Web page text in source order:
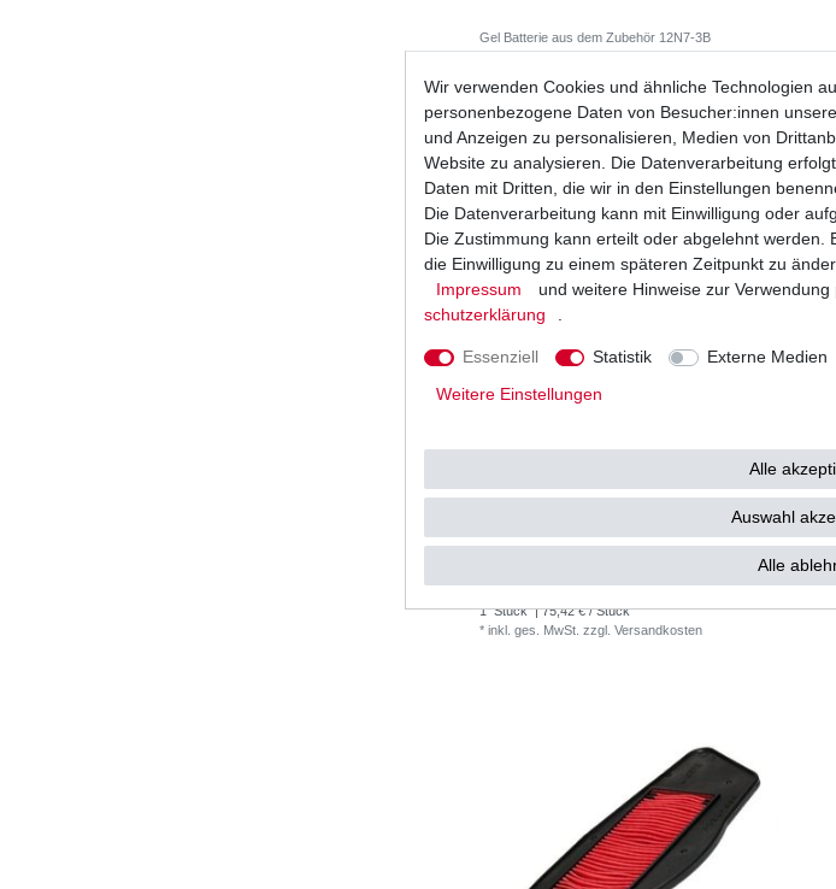
Gel Batterie aus dem Zubehör 12N7-3B
UVP 59,91 € 54,77 € *
1 Stück | 54,77 € / Stück
inkl. ges. MwSt. Versandkosten
Lichtmaschine MBK YP 125 R Skyliner SE02 SE06
UVP 184,67 € 75,42 € *
1 Stück | 75,42 € / Stück
*inkl. ges. MwSt. zzgl.Versandkosten
Wir verwenden Cookies und ähnliche Technologien
personenbezogene Daten von Besucher:innen
und Anzeigen zu personalisieren, Medien von
Website zu analysieren. Die Datenverarbeitung
Daten mit Dritten, die wir in den Einstellungen
Die Datenverarbeitung kann mit Einwilligung oder
Die Zustimmung kann erteilt oder abgelehnt werden.
die Einwilligung zu einem späteren Zeitpunkt zu
Impressum
und weitere Hinweise zur
schutz­erklärung
Essenziell Statistik Externe Medien
Weitere Einstellungen
Alle
Auswahl
Alle